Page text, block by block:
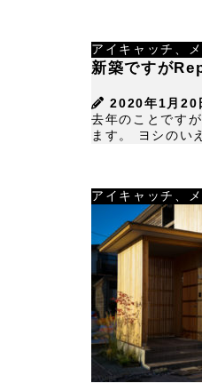
アイキャッチ、
新築ですが
2020年1月20
去年のことです
ます。 ヨシのいえ
アイキャッチ、